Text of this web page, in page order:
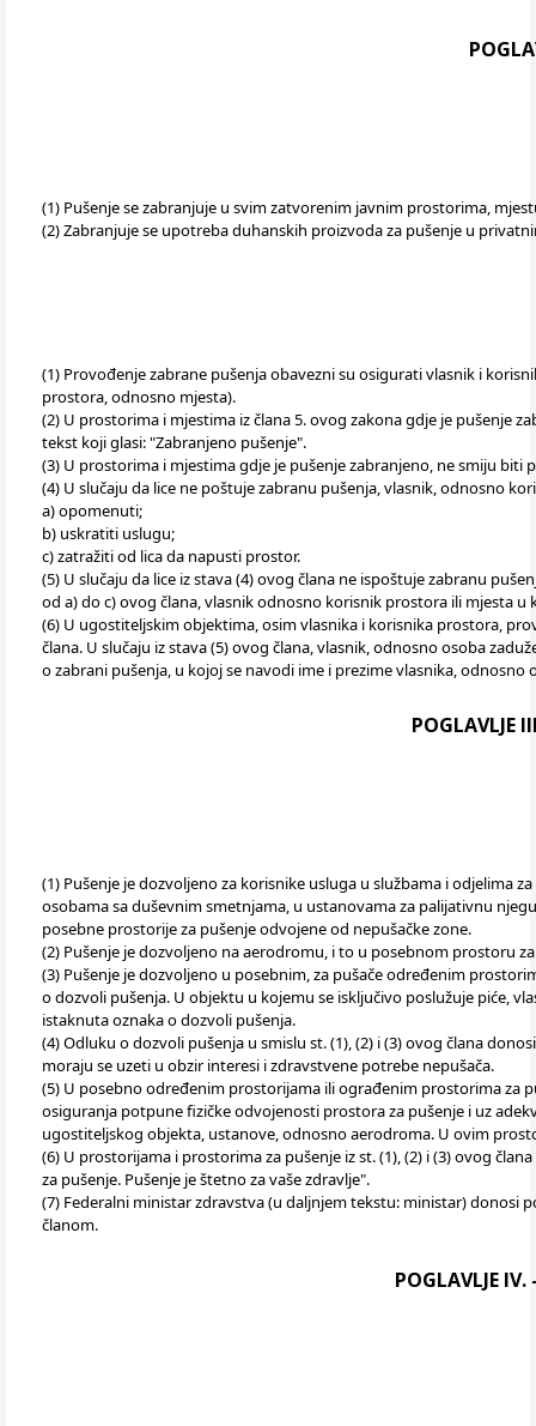
(1) Pušenje se zabranjuje u svim zatvorenim javnim prostorima,
(2) Zabranjuje se upotreba duhanskih proizvoda za pušenje u
(1) Provođenje zabrane pušenja obavezni su osigurati vlasnik i
prostora, odnosno mjesta).
(2) U prostorima i mjestima iz člana 5. ovog zakona gdje je pušenje
tekst koji glasi: "Zabranjeno pušenje".
(3) U prostorima i mjestima gdje je pušenje zabranjeno, ne smiju
(4) U slučaju da lice ne poštuje zabranu pušenja, vlasnik, odnosno
a) opomenuti;
b) uskratiti uslugu;
c) zatražiti od lica da napusti prostor.
(5) U slučaju da lice iz stava (4) ovog člana ne ispoštuje zabranu
od a) do c) ovog člana, vlasnik odnosno korisnik prostora ili mjesta
(6) U ugostiteljskim objektima, osim vlasnika i korisnika prostora,
člana. U slučaju iz stava (5) ovog člana, vlasnik, odnosno osoba
o zabrani pušenja, u kojoj se navodi ime i prezime vlasnika,
POGLAVLJE
(1) Pušenje je dozvoljeno za korisnike usluga u službama i
osobama sa duševnim smetnjama, u ustanovama za palijativnu
posebne prostorije za pušenje odvojene od nepušačke zone.
(2) Pušenje je dozvoljeno na aerodromu, i to u posebnom prostoru
(3) Pušenje je dozvoljeno u posebnim, za pušače određenim
o dozvoli pušenja. U objektu u kojemu se isključivo poslužuje piće,
istaknuta oznaka o dozvoli pušenja.
(4) Odluku o dozvoli pušenja u smislu st. (1), (2) i (3) ovog člana
moraju se uzeti u obzir interesi i zdravstvene potrebe nepušača.
(5) U posebno određenim prostorijama ili ograđenim prostorima za
osiguranja potpune fizičke odvojenosti prostora za pušenje i uz
ugostiteljskog objekta, ustanove, odnosno aerodroma. U ovim
(6) U prostorijama i prostorima za pušenje iz st. (1), (2) i (3) ovog
za pušenje. Pušenje je štetno za vaše zdravlje".
(7) Federalni ministar zdravstva (u daljnjem tekstu: ministar) donosi
članom.
POGLAVLJE